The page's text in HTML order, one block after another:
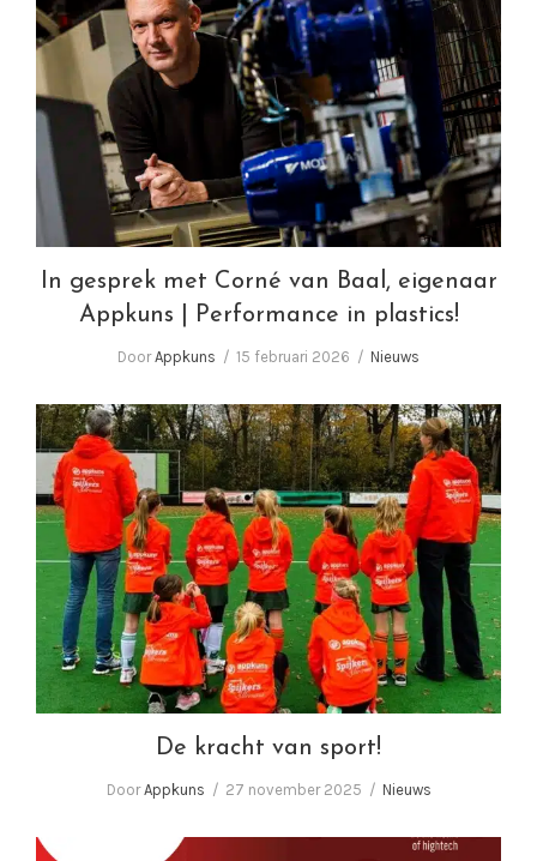
In gesprek met Corné van Baal, eigenaar
Appkuns | Performance in plastics!
In gesprek met Corné van Baal, eigenaar
Appkuns | Performance in plastics!
DoorAppkuns 15 februari 2026 Nieuws
De kracht van sport!
De kracht van sport!
DoorAppkuns 27 november 2025 Nieuws